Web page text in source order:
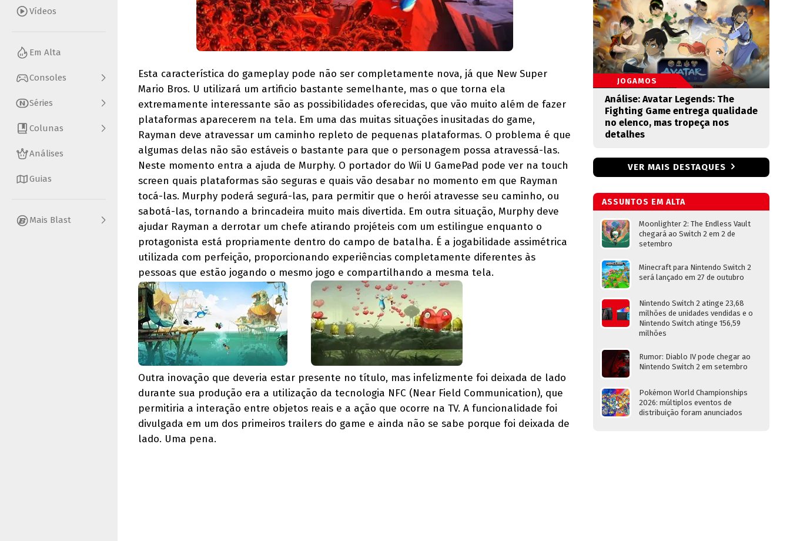
Vídeos
Em Alta
Consoles
Séries
Colunas
Análises
Guias
Mais Blast
Esta característica do gameplay pode não ser completamente nova, já que New Super
Mario Bros. U utilizará um artificio bastante semelhante, mas o que torna ela
extremamente interessante são as possibilidades oferecidas, que vão muito além de fazer
plataformas aparecerem na tela. Em uma das muitas situações inusitadas do game,
Rayman deve atravessar um caminho repleto de pequenas plataformas. O problema é que
algumas delas não são estáveis o bastante para que o personagem possa atravessá-las.
Neste momento entra a ajuda de Murphy. O portador do Wii U GamePad pode ver na touch
screen quais plataformas são seguras e quais vão desabar no momento em que Rayman
tocá-las. Murphy poderá segurá-las, para permitir que o herói atravesse seu caminho, ou
sabotá-las, tornando a brincadeira muito mais divertida. Em outra situação, Murphy deve
ajudar Rayman a derrotar um chefe atirando projéteis com um estilingue enquanto o
protagonista está propriamente dentro do campo de batalha. É a jogabilidade assimétrica
utilizada com perfeição, proporcionando experiências completamente diferentes às
pessoas que estão jogando o mesmo jogo e compartilhando a mesma tela.
Outra inovação que deveria estar presente no título, mas infelizmente foi deixada de lado
durante sua produção era a utilização da tecnologia NFC (Near Field Communication), que
permitiria a interação entre objetos reais e a ação que ocorre na TV. A funcionalidade foi
divulgada em um dos primeiros trailers do game e ainda não se sabe porque foi deixada de
lado. Uma pena.
JOGAMOS
Análise: Avatar Legends: The
Fighting Game entrega qualidade
no elenco, mas tropeça nos
detalhes
VER MAIS DESTAQUES
ASSUNTOS EM ALTA
Moonlighter 2: The Endless Vault
chegará ao Switch 2 em 2 de
setembro
Minecraft para Nintendo Switch 2
será lançado em 27 de outubro
Nintendo Switch 2 atinge 23,68
milhões de unidades vendidas e o
Nintendo Switch atinge 156,59
milhões
Rumor: Diablo IV pode chegar ao
Nintendo Switch 2 em setembro
Pokémon World Championships
2026: múltiplos eventos de
distribuição foram anunciados